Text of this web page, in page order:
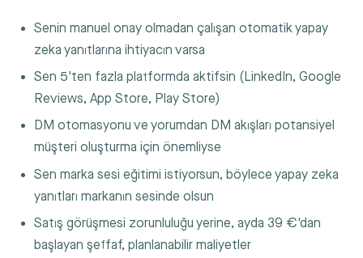
Senin manuel onay olmadan çalışan otomatik yapay
zeka yanıtlarına ihtiyacın varsa
Sen 5'ten fazla platformda aktifsin (LinkedIn, Google
Reviews, App Store, Play Store)
DM otomasyonu ve yorumdan DM akışları potansiyel
müşteri oluşturma için önemliyse
Sen marka sesi eğitimi istiyorsun, böylece yapay zeka
yanıtları markanın sesinde olsun
Satış görüşmesi zorunluluğu yerine, ayda 39 €'dan
başlayan şeffaf, planlanabilir maliyetler